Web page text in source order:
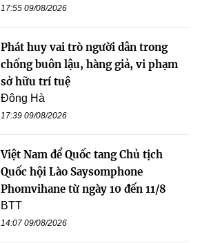
17:55 09/08/2026
Phát huy vai trò người dân trong
chống buôn lậu, hàng giả, vi phạm
sở hữu trí tuệ
Đông Hà
17:39 09/08/2026
Việt Nam để Quốc tang Chủ tịch
Quốc hội Lào Saysomphone
Phomvihane từ ngày 10 đến 11/8
BTT
14:07 09/08/2026